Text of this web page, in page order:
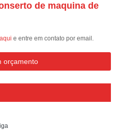
de maquina de
e entre em contato por email.
orçamento